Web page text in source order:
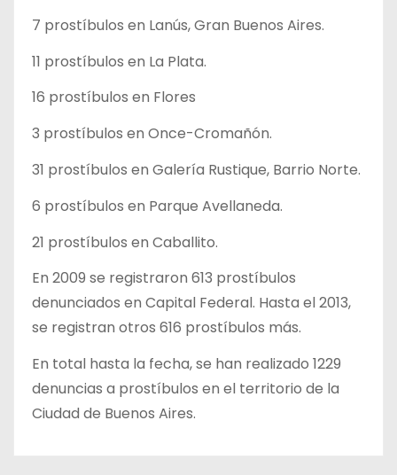
7 prostíbulos en Lanús, Gran Buenos Aires.
11 prostíbulos en La Plata.
16 prostíbulos en Flores
3 prostíbulos en Once-Cromañón.
31 prostíbulos en Galería Rustique, Barrio Norte.
6 prostíbulos en Parque Avellaneda.
21 prostíbulos en Caballito.
En 2009 se registraron 613 prostíbulos
denunciados en Capital Federal. Hasta el 2013,
se registran otros 616 prostíbulos más.
En total hasta la fecha, se han realizado 1229
denuncias a prostíbulos en el territorio de la
Ciudad de Buenos Aires.